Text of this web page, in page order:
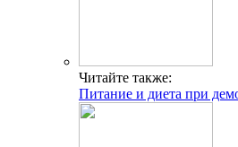
Читайте также:
Питание и диета при